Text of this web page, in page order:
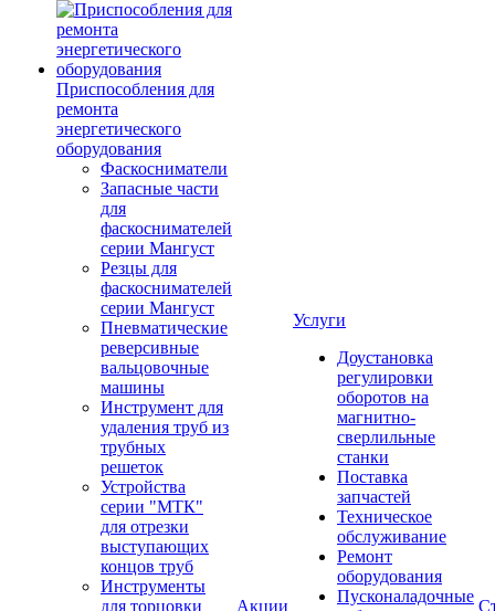
Приспособления для
ремонта
энергетического
оборудования
Фаскосниматели
Запасные части
для
фаскоснимателей
серии Мангуст
Резцы для
фаскоснимателей
серии Мангуст
Пневматические
реверсивные
вальцовочные
машины
Инструмент для
удаления труб из
трубных
решеток
Устройства
серии "МТК"
для отрезки
выступающих
концов труб
Инструменты
для торцовки
Акции
Услуги
Доустановка
регулировки
оборотов на
магнитно-
сверлильные
станки
Поставка
запчастей
Техническое
обслуживание
Ремонт
оборудования
Пусконаладочные